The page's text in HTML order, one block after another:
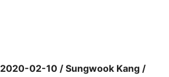
2020-02-10 / Sungwook Kang /